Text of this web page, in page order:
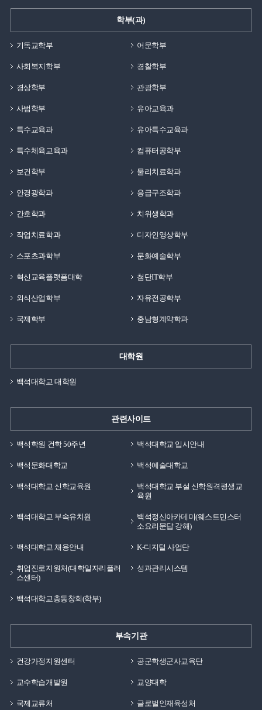
재학생분들에게 해드리고 싶은 말이 있다면, 좋은 환경이
마련되어 있는 대학생활 동안에 많은 것들을 경험하시길
상담센터, 지원 활동들 등을 통해 자기 자신을 알아가고
누리시길 강력 추천드립니다. 학생때에 누릴 수 있는
센터장으로 근무하고 있습니다.먼저, 백석대학교는 저에게
많은 선물을 준 모교입니다. 그 이유로 현재의 아내를
하였습니다. 그리고 현재 슬하에 3명의 자식을 두고 있기에
백석대학교는 저에게 인생에서 가장 중요한 가정을 이룰
강의를 듯던 중에 제가 앞으로 목표를 두어야할 꿈이
생겼고, 현재는 그 꿈을 향해 계속해서 열심히 나아가고
백석대학교에서 가질 수 있었습니다. 이 기회를 빌어 여러
후배님들에게 해주고 싶은 얘기는 보이지 않는 미래의
학교생활에 충실한다면 앞으로의 목표와 비전이 조금씩
뚜렷해질 것이라 생각합니다. 앞서 얘기했던, 기독교수업
해주셨던 얘기가 있습니다. 꿈을 정하기 어려울 때 잘하는
것과 좋아하는 것을 모두 작성하고, 거기에 중첩되는 것을
것이라고 하셨습니다. 저에게는 그 당시에 트레이닝
방법론, 재활운동, 해부학과 관련된 내용들이 좋았었고,
되는 것을 앞으로의 목표로 정하였습니다. 그리고
16년도에 학부를 졸업하고, 석사 2년, 박사 5년을 끝으로
백석대학교에서 전공수업에 강의를 나오고 있습니다. 일찍
결혼하여 가정을 꾸리면서 꿈을 이루기에는 시간적으로나
어린 나이에 가정을 책임지는 가장이 꿈을 이루기 위한
과정들을 우선적으로 생각했다면 어려웠을 것이지만,
지금에서 돌이켜보면 가정과 꿈을 지키고, 이루기 위한
과정이 얼마나 힘들지에 대한 생각이 없이 오로지 결과만
좌우명과 인생관은 목표를 정하면 이 일이 얼마나 힘들지,
결과가 나에게 좋은 것이라면 반드시 해야한다 입니다.
여러분들도 앞으로의 목표가 생기거나, 꿈을 정해야
한다면 그 과정이 얼마나 힘들지를 생각하기 보다는
목표와 꿈을 이루지 못하더라도 나에게 좋은 영향을 미칠
학부(과)
기독교학부 어문학부
사회복지학부 경찰학부
경상학부 관광학부
사범학부 유아교육과
특수교육과 유아특수교육과
특수체육교육과 컴퓨터공학부
보건학부 물리치료학과
안경광학과 응급구조학과
간호학과 치위생학과
작업치료학과 디자인영상학부
스포츠과학부 문화예술학부
혁신교육플랫폼대학 첨단IT학부
외식산업학부 자유전공학부
국제학부 충남형계약학과
대학원
백석대학교 대학원
관련사이트
백석학원 건학 50주년 백석대학교 입시안내
백석문화대학교 백석예술대학교
백석대학교 신학교육원
백석대학교 부설 신학원격평생교
육원
백석대학교 부속유치원
백석정신아카데미(웨스트민스터
소요리문답 강해)
백석대학교 채용안내 K-디지털 사업단
취업진로지원처(대학일자리플러
스센터)
성과관리시스템
백석대학교총동창회(학부)
부속기관
건강가정지원센터 공군학생군사교육단
교수학습개발원 교양대학
국제교류처 글로벌인재육성처